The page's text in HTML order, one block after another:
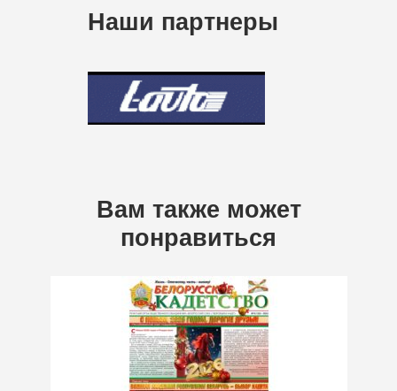
Наши партнеры
Вам также может
понравиться